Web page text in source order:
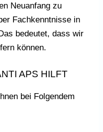
Neuanfang zu
Fachkenntnisse in
bedeutet, dass wir
können.
APS HILFT
bei Folgendem